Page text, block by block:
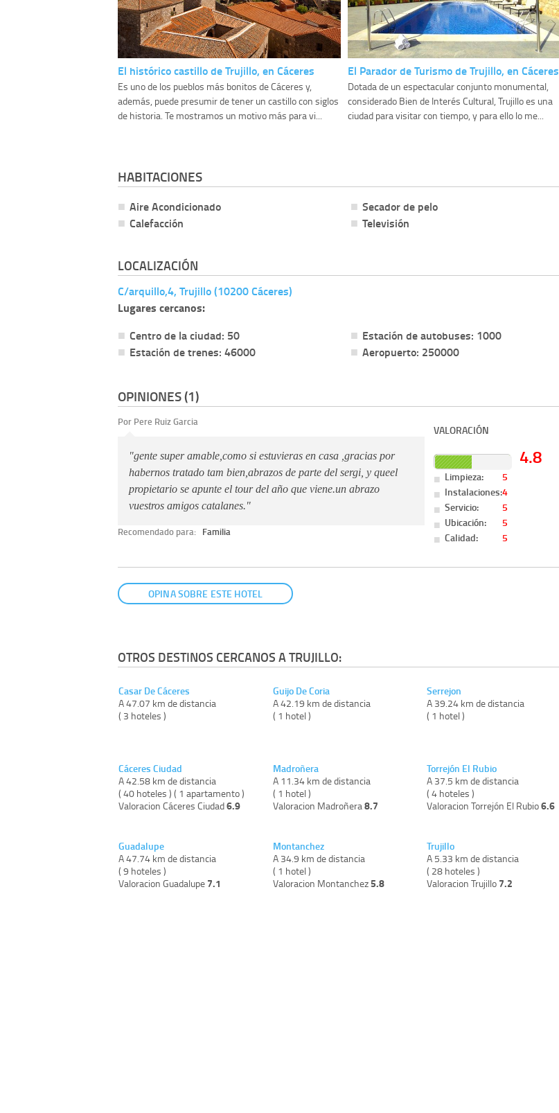
El histórico castillo de Trujillo, en Cáceres
Es uno de los pueblos más bonitos de Cáceres y,
además, puede presumir de tener un castillo con siglos
de historia. Te mostramos un motivo más para vi...
El Parador de Turismo de Trujillo, en Cáceres
Dotada de un espectacular conjunto monumental,
considerado Bien de Interés Cultural, Trujillo es una
ciudad para visitar con tiempo, y para ello lo me...
HABITACIONES
Aire Acondicionado
Calefacción
Secador de pelo
Televisión
LOCALIZACIÓN
C/arquillo,4, Trujillo (10200 Cáceres)
Lugares cercanos:
Centro de la ciudad: 50
Estación de trenes: 46000
Estación de autobuses: 1000
Aeropuerto: 250000
OPINIONES (1)
Por Pere Ruiz Garcia
"gente super amable,como si estuvieras en casa ,gracias por
habernos tratado tam bien,abrazos de parte del sergi, y queel
propietario se apunte el tour del año que viene.un abrazo
vuestros amigos catalanes."
Recomendado para: Familia
VALORACIÓN
4.8
Limpieza:
5
Instalaciones:4
Servicio:
5
Ubicación:
5
Calidad:
5
OPINA SOBRE ESTE HOTEL
OTROS DESTINOS CERCANOS A TRUJILLO:
Casar De Cáceres
A 47.07 km de distancia
( 3 hoteles )
Cáceres Ciudad
A 42.58 km de distancia
( 40 hoteles ) ( 1 apartamento )
Valoracion Cáceres Ciudad6.9
Guadalupe
A 47.74 km de distancia
( 9 hoteles )
Valoracion Guadalupe 7.1
Guijo De Coria
A 42.19 km de distancia
( 1 hotel )
Madroñera
A 11.34 km de distancia
( 1 hotel )
Valoracion Madroñera8.7
Montanchez
A 34.9 km de distancia
( 1 hotel )
Valoracion Montanchez5.8
Serrejon
A 39.24 km de distancia
( 1 hotel )
Torrejón El Rubio
A 37.5 km de distancia
( 4 hoteles )
Valoracion Torrejón El Rubio6.6
Trujillo
A 5.33 km de distancia
( 28 hoteles )
Valoracion Trujillo 7.2